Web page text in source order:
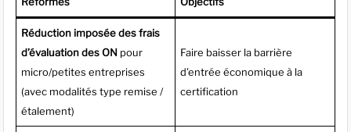
Réduction imposée des frais
d’évaluation des ON pour
micro/petites entreprises
(avec modalités type remise /
étalement)
Faire baisser la barrière
d’entrée économique à la
certification